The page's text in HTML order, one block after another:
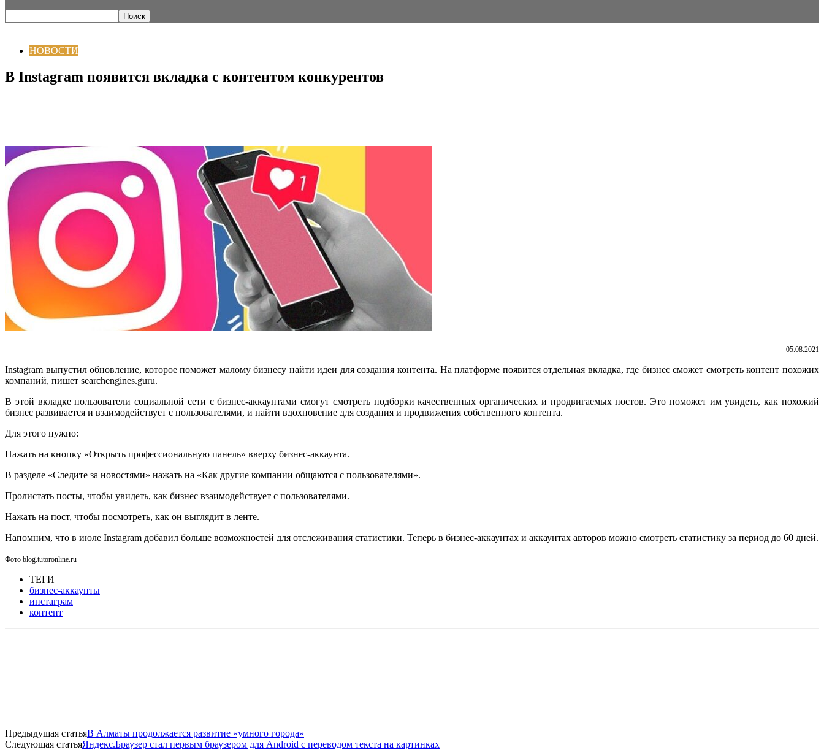
НОВОСТИ
В Instagram появится вкладка с контентом конкурентов
05.08.2021
Instagram выпустил обновление, которое поможет малому бизнесу найти идеи для создания контента. На платформе появится отдельная вкладка, где бизнес сможет смотреть контент похожих
компаний, пишет searchengines.guru.
В этой вкладке пользователи социальной сети с бизнес-аккаунтами смогут смотреть подборки качественных органических и продвигаемых постов. Это поможет им увидеть, как похожий
бизнес развивается и взаимодействует с пользователями, и найти вдохновение для создания и продвижения собственного контента.
Для этого нужно:
Нажать на кнопку «Открыть профессиональную панель» вверху бизнес-аккаунта.
В разделе «Следите за новостями» нажать на «Как другие компании общаются с пользователями».
Пролистать посты, чтобы увидеть, как бизнес взаимодействует с пользователями.
Нажать на пост, чтобы посмотреть, как он выглядит в ленте.
Напомним, что в июле Instagram добавил больше возможностей для отслеживания статистики. Теперь в бизнес-аккаунтах и аккаунтах авторов можно смотреть статистику за период до 60 дней.
Фото blog.tutoronline.ru
ТЕГИ
бизнес-аккаунты
инстаграм
контент
Предыдущая статьяВ Алматы продолжается развитие «умного города»
Следующая статьяЯндекс.Браузер стал первым браузером для Android с переводом текста на картинках